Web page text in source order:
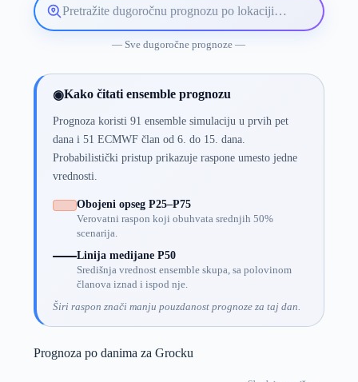
Pretražite
lokaciju
— Sve dugoročne prognoze —
◉Kako čitati ensemble prognozu
Prognoza koristi 91 ensemble simulaciju u prvih pet
dana i 51 ECMWF član od 6. do 15. dana.
Probabilistički pristup prikazuje raspone umesto jedne
vrednosti.
Obojeni opseg P25–P75
Verovatni raspon koji obuhvata srednjih 50%
scenarija.
Linija medijane P50
Središnja vrednost ensemble skupa, sa polovinom
članova iznad i ispod nje.
Širi raspon znači manju pouzdanost prognoze za taj dan.
Prognoza po danima za Grocku